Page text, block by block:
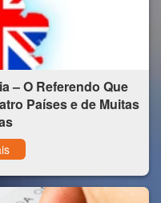
– O Referendo Que
Países e de Muitas